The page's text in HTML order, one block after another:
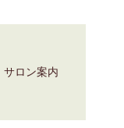
サロン案内